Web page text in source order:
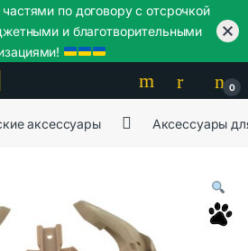
0
аксессуары Аксессуары
по договору с отсрочкой
и благотворительными